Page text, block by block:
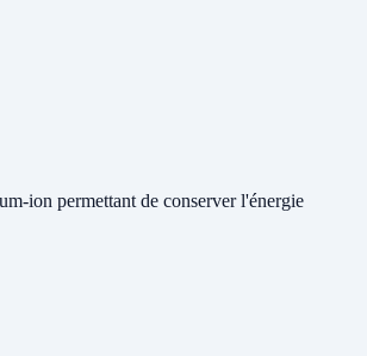
ion permettant de conserver l'énergie